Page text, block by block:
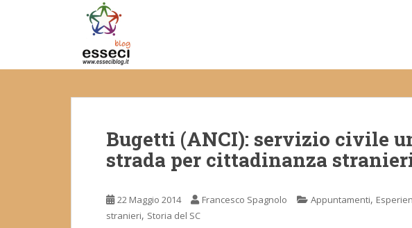
t
Bugetti (ANCI): servizio civile
strada per cittadinanza
22 Maggio 2014 Francesco Spagnolo Appuntamenti,
stranieri, Storia del SC